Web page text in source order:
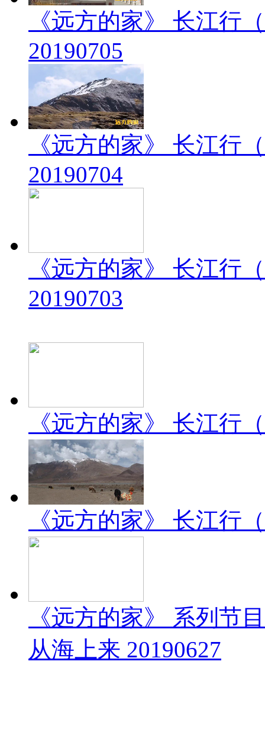
《远方的家》 长江行
20190705
《远方的家》 长江行
20190704
《远方的家》 长江行
20190703
《远方的家》 长江行
《远方的家》 长江行
《远方的家》 系列
从海上来 20190627